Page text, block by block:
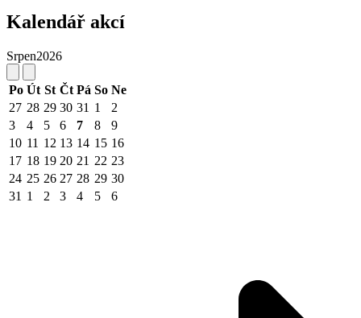
Kalendář akcí
Srpen2026
Po Út St Čt Pá So Ne
27 28 29 30 31 1
2
3
4 5 6 7 8
9
10 11 12 13 14 15 16
17 18 19 20 21 22 23
24 25 26 27 28 29 30
31 1 2 3 4 5 6